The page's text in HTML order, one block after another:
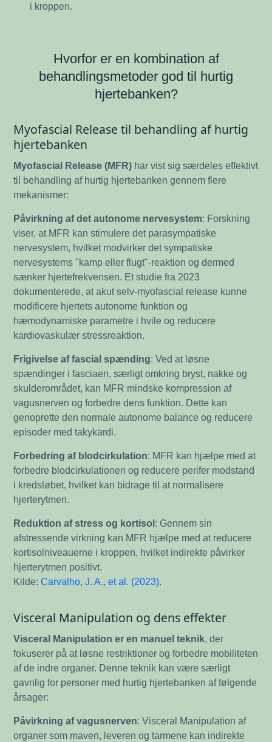
i kroppen.
Hvorfor er en kombination af
behandlingsmetoder god til hurtig
hjertebanken?
Myofascial Release til behandling af hurtig
hjertebanken
Myofascial Release (MFR) har vist sig særdeles effektivt
til behandling af hurtig hjertebanken gennem flere
mekanismer:
Påvirkning af det autonome nervesystem: Forskning
viser, at MFR kan stimulere det parasympatiske
nervesystem, hvilket modvirker det sympatiske
nervesystems "kamp eller flugt"-reaktion og dermed
sænker hjertefrekvensen. Et studie fra 2023
dokumenterede, at akut selv-myofascial release kunne
modificere hjertets autonome funktion og
hæmodynamiske parametre i hvile og reducere
kardiovaskulær stressreaktion.
Frigivelse af fascial spænding: Ved at løsne
spændinger i fasciaen, særligt omkring bryst, nakke og
skulderområdet, kan MFR mindske kompression af
vagusnerven og forbedre dens funktion. Dette kan
genoprette den normale autonome balance og reducere
episoder med takykardi.
Forbedring af blodcirkulation: MFR kan hjælpe med at
forbedre blodcirkulationen og reducere perifer modstand
i kredsløbet, hvilket kan bidrage til at normalisere
hjerterytmen.
Reduktion af stress og kortisol: Gennem sin
afstressende virkning kan MFR hjælpe med at reducere
kortisolniveauerne i kroppen, hvilket indirekte påvirker
hjerterytmen positivt.
Kilde:Carvalho, J. A., et al. (2023).
Visceral Manipulation og dens effekter
Visceral Manipulation er en manuel teknik, der
fokuserer på at løsne restriktioner og forbedre mobiliteten
af de indre organer. Denne teknik kan være særligt
gavnlig for personer med hurtig hjertebanken af følgende
årsager:
Påvirkning af vagusnerven: Visceral Manipulation af
organer som maven, leveren og tarmene kan indirekte